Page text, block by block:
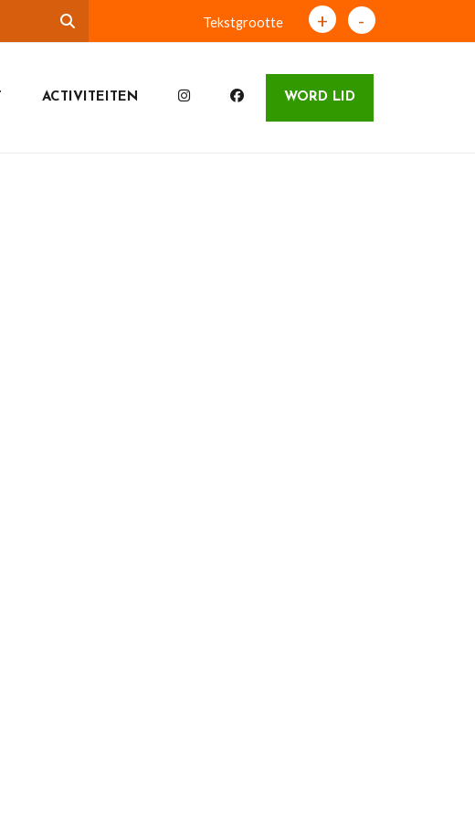
Tekstgrootte + -
ACTIVITEITEN WORD LID